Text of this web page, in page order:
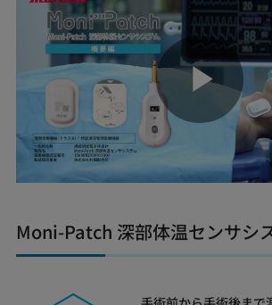
Moni-Patch 深部体温センサシ